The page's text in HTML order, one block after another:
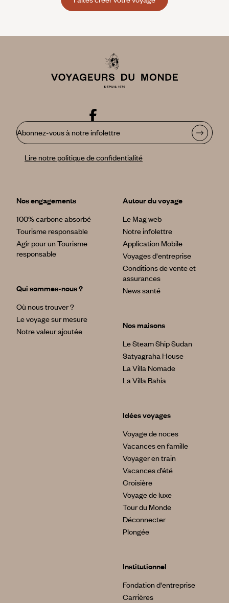
Abonnez-vous à notre infolettre
Lire notre politique de confidentialité
Nos engagements
100% carbone absorbé
Tourisme responsable
Agir pour un Tourisme
responsable
Qui sommes-nous ?
Où nous trouver ?
Le voyage sur mesure
Notre valeur ajoutée
Autour du voyage
Le Mag web
Notre infolettre
Application Mobile
Voyages d'entreprise
Conditions de vente et
assurances
News santé
Nos maisons
Le Steam Ship Sudan
Satyagraha House
La Villa Nomade
La Villa Bahia
Idées voyages
Voyage de noces
Vacances en famille
Voyager en train
Vacances d’été
Croisière
Voyage de luxe
Tour du Monde
Déconnecter
Plongée
Institutionnel
Fondation d'entreprise
Carrières